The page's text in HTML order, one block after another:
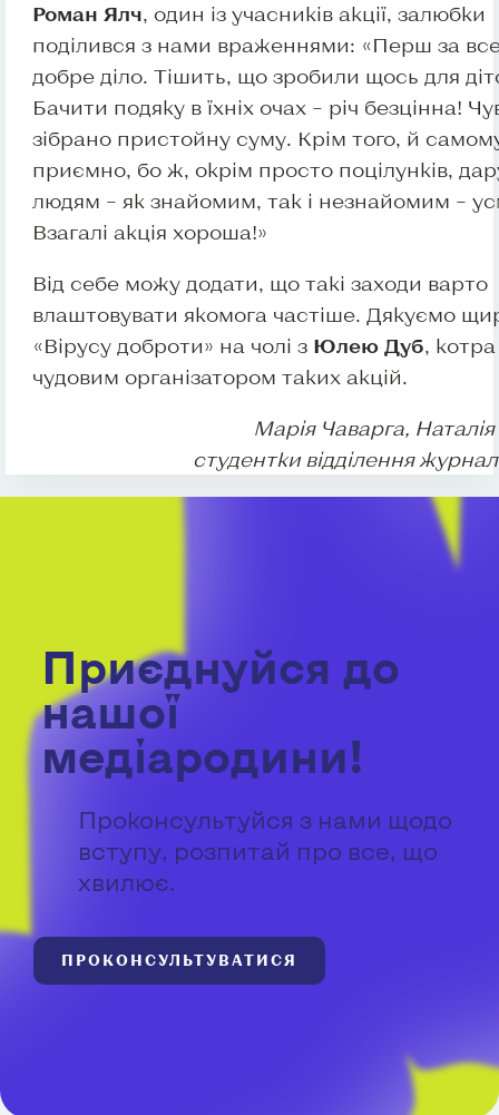
Роман Ялч, один із учасників акції, залюбки
поділився з нами враженнями: «Перш за
добре діло. Тішить, що зробили щось для
Бачити подяку в їхніх очах – річ безцінна!
зібрано пристойну суму. Крім того, й
приємно, бо ж, окрім просто поцілунків,
людям – як знайомим, так і незнайомим –
Взагалі акція хороша!»
Від себе можу додати, що такі заходи варто
влаштовувати якомога частіше. Дякуємо
«Вірусу доброти» на чолі з Юлею Дуб,
чудовим організатором таких акцій.
Марія Чаварга, Наталія
студентки відділення
Приєднуйся до
нашої
медіародини!
Проконсультуйся з нами щодо
вступу, розпитай про все, що
хвилює.
ПРОКОНСУЛЬТУВАТИСЯ